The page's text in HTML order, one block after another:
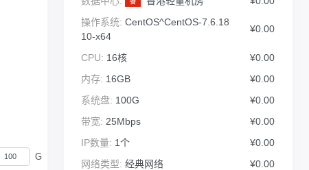
G
操作系统: CentOS^CentOS-7.6.18
10-x64
¥0.00
CPU: 16核
¥0.00
内存: 16GB
¥0.00
系统盘: 100G
¥0.00
带宽: 25Mbps
¥0.00
IP数量: 1个
¥0.00
网络类型: 经典网络 ¥0.00